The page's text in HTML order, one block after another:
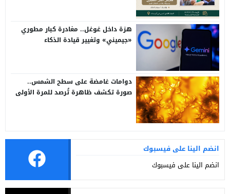
هزة داخل غوغل.. مغادرة كبار مطوري
«جيميني» وتغيير قيادة الذكاء
دوامات غامضة على سطح الشمس..
صورة تكشف ظاهرة تُرصد للمرة الأولى
انضم الينا على فيسبوك
انضم الينا على فيسبوك